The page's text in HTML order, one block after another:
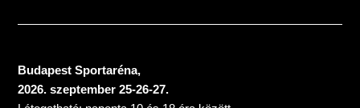
Budapest Sportaréna,
2026. szeptember 25-26-27.